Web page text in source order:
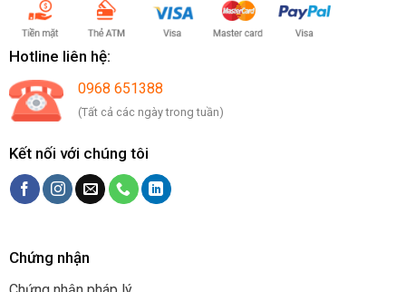
Hotline liên hệ:
0968 651388
(Tất cả các ngày trong tuần)
Kết nối với chúng tôi
Chứng nhận